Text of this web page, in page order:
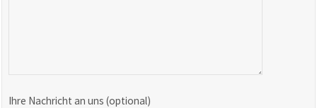
Ihre Nachricht an uns (optional)